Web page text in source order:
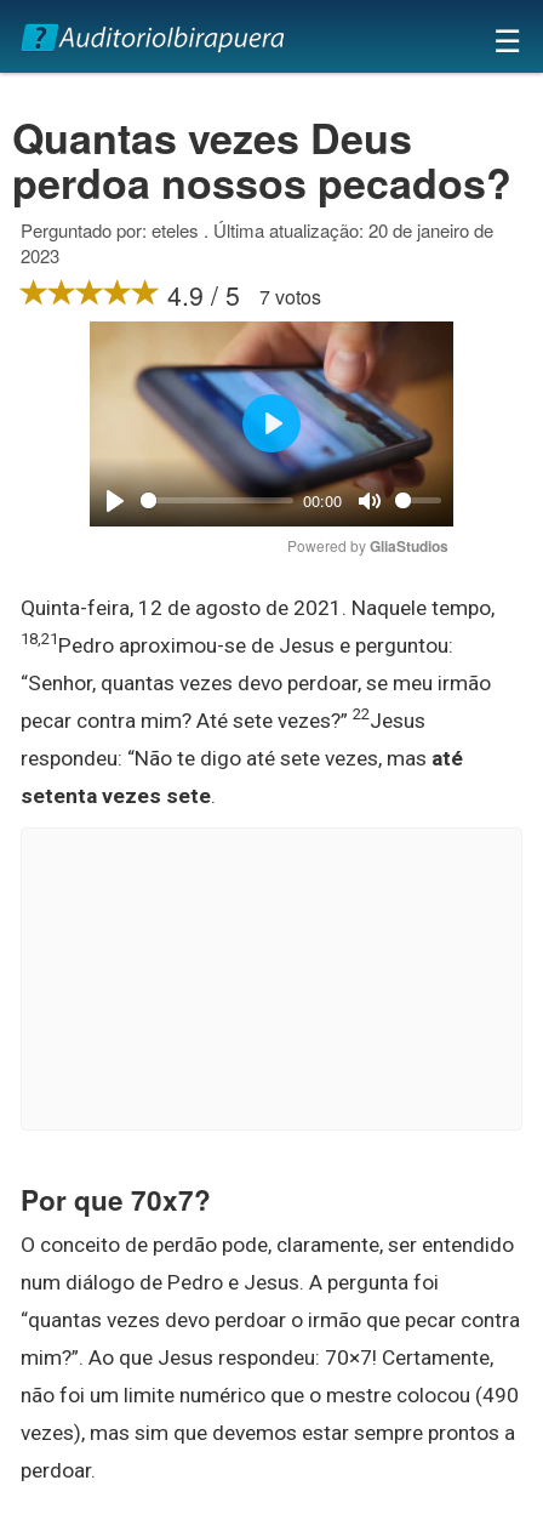
×
☰
Quantas vezes Deus
perdoa nossos pecados?
Perguntado por: eteles . Última atualização: 20 de janeiro de
2023
4.9 / 5 7 votos
Play
00:00
Mute
Play
Powered by GliaStudios
Quinta-feira, 12 de agosto de 2021. Naquele tempo,
18,21 Pedro aproximou-se de Jesus e perguntou:
“Senhor, quantas vezes devo perdoar, se meu irmão
pecar contra mim? Até sete vezes?” 22Jesus
respondeu: “Não te digo até sete vezes, mas até
setenta vezes sete.
Por que 70x7?
O conceito de perdão pode, claramente, ser entendido
num diálogo de Pedro e Jesus. A pergunta foi
“quantas vezes devo perdoar o irmão que pecar contra
mim?”. Ao que Jesus respondeu: 70×7! Certamente,
não foi um limite numérico que o mestre colocou (490
vezes), mas sim que devemos estar sempre prontos a
perdoar.